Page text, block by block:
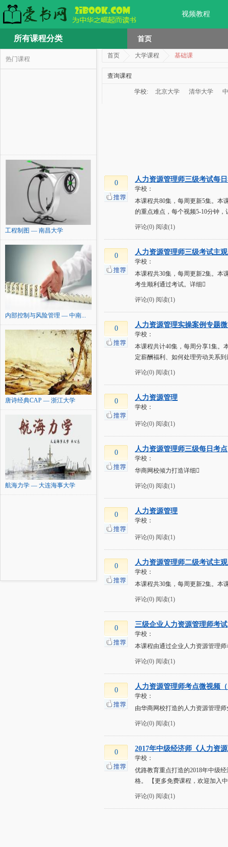
视频教程
所有课程分类 首页
热门课程
工程制图 — 南昌大学
内部控制与风险管理 — 中南...
唐诗经典CAP — 浙江大学
航海力学 — 大连海事大学
首页 大学课程 基础课
查询课程
学校: 北京大学 清华大学
0 人力资源管理师三级考试每
学校：
本课程共80集，每周更新5集。本
的重点难点，每个视频5-10分钟
评论(0) 阅读(1)
0 人力资源管理师三级考试主
学校：
本课程共30集，每周更新2集。本
考生顺利通过考试。详细
评论(0) 阅读(1)
0 人力资源管理实操案例专题
学校：
本课程共计40集，每周分享1集。
定薪酬福利、如何处理劳动关系
评论(0) 阅读(1)
0 人力资源管理
学校：
评论(0) 阅读(1)
0 人力资源管理师三级每日考点
学校：
华商网校倾力打造详细
评论(0) 阅读(1)
0 人力资源管理
学校：
评论(0) 阅读(1)
0 人力资源管理师二级考试主
学校：
本课程共30集，每周更新2集。本
评论(0) 阅读(1)
0 三级企业人力资源管理师考试
学校：
本课程由通过企业人力资源管理
评论(0) 阅读(1)
0 人力资源管理师考点微视频
学校：
由华商网校打造的人力资源管理
评论(0) 阅读(1)
0 2017年中级经济师《人力资
学校：
优路教育重点打造的2018年中级
格。 【更多免费课程，欢迎加入
评论(0) 阅读(1)